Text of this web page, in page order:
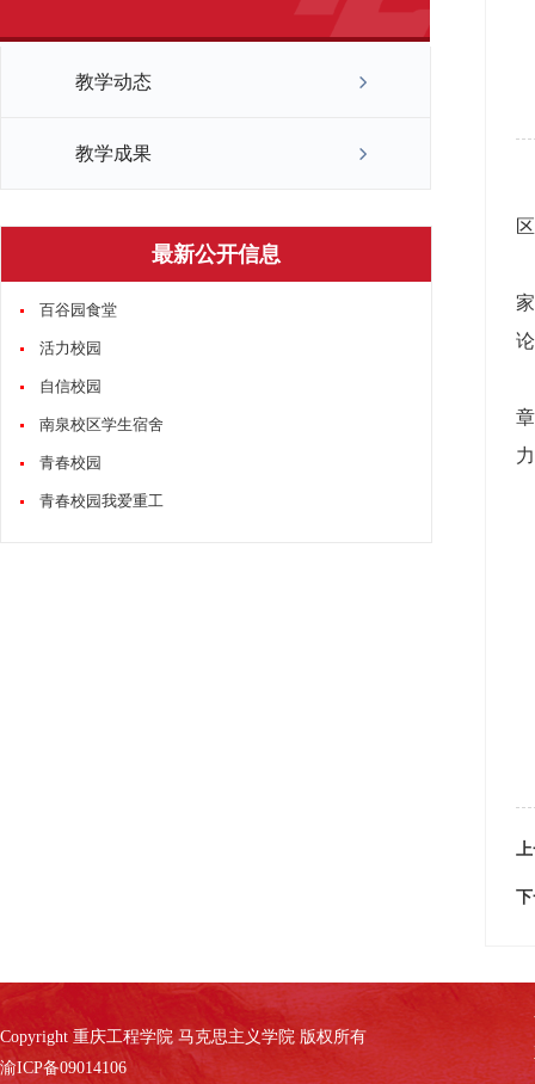
教学动态
教学成果
最新公开信息
百谷园食堂
活力校园
自信校园
南泉校区学生宿舍
青春校园
青春校园我爱重工
Copyright 重庆工程学院 马克思主义学院 版权所有
渝ICP备09014106